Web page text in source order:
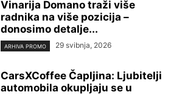
Vinarija Domano traži više
radnika na više pozicija –
donosimo detalje...
ARHIVA PROMO 29 svibnja, 2026
CarsXCoffee Čapljina: Ljubitelji
automobila okupljaju se u